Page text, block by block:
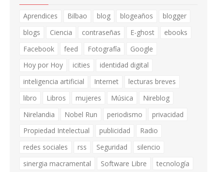
Aprendices Bilbao blog blogeaños
blogger
blogs
Ciencia contraseñas E-ghost
ebooks
Facebook
feed Fotografía
Google
Hoy por Hoy
icities
identidad digital
inteligencia artificial
Internet
lecturas breves
libro
Libros mujeres Música
Nireblog
Nirelandia
Nobel Run periodismo
privacidad
Propiedad Intelectual
publicidad
Radio
redes sociales
rss Seguridad
silencio
sinergia macramental
Software Libre
tecnología